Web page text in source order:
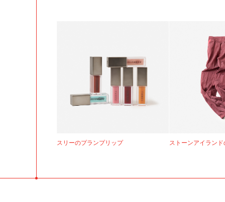
スリーのプランプリップ ストーンアイラン